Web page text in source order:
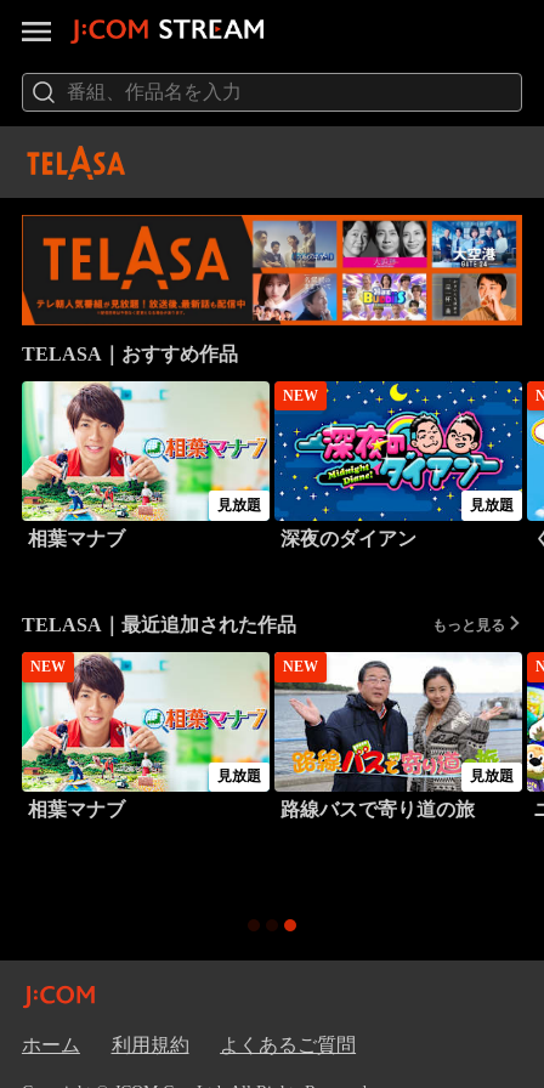
TELASA｜おすすめ作品
見放題
相葉マナブ
NEW
見放題
深夜のダイアン
TELASA｜最近追加された作品 もっと見る
NEW
見放題
相葉マナブ
NEW
見放題
路線バスで寄り道の旅
ホーム 利用規約 よくあるご質問